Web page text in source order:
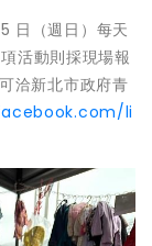
日（週日）每天
活動則採現場報
洽新北市政府青
li